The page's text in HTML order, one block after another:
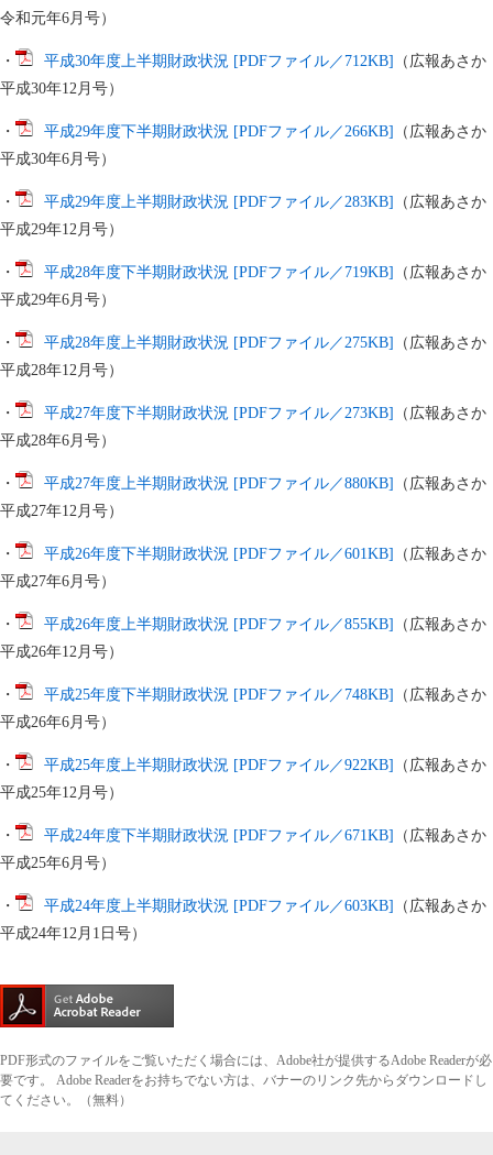
令和元年6月号）
・ 平成30年度上半期財政状況 [PDFファイル／712KB] （広報あさか
平成30年12月号）
・ 平成29年度下半期財政状況 [PDFファイル／266KB] （広報あさか
平成30年6月号）
・ 平成29年度上半期財政状況 [PDFファイル／283KB] （広報あさか
平成29年12月号）
・ 平成28年度下半期財政状況 [PDFファイル／719KB] （広報あさか
平成29年6月号）
・ 平成28年度上半期財政状況 [PDFファイル／275KB] （広報あさか
平成28年12月号）
・ 平成27年度下半期財政状況 [PDFファイル／273KB] （広報あさか
平成28年6月号）
・ 平成27年度上半期財政状況 [PDFファイル／880KB] （広報あさか
平成27年12月号）
・ 平成26年度下半期財政状況 [PDFファイル／601KB] （広報あさか
平成27年6月号）
・ 平成26年度上半期財政状況 [PDFファイル／855KB] （広報あさか
平成26年12月号）
・ 平成25年度下半期財政状況 [PDFファイル／748KB] （広報あさか
平成26年6月号）
・ 平成25年度上半期財政状況 [PDFファイル／922KB] （広報あさか
平成25年12月号）
・ 平成24年度下半期財政状況 [PDFファイル／671KB] （広報あさか
平成25年6月号）
・ 平成24年度上半期財政状況 [PDFファイル／603KB] （広報あさか
平成24年12月1日号）
PDF形式のファイルをご覧いただく場合には、Adobe社が提供するAdobe Readerが必
要です。
Adobe Readerをお持ちでない方は、バナーのリンク先からダウンロードし
てください。（無料）